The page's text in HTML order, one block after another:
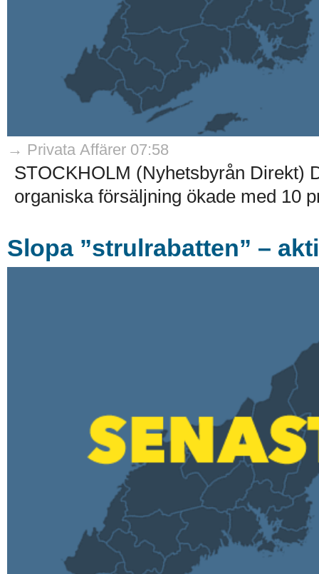
→ Privata Affärer 07:58
STOCKHOLM (Nyhetsbyrån Direkt)
organiska försäljning ökade med 10
Slopa ”strulrabatten” –